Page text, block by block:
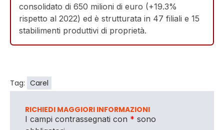
consolidato di 650 milioni di euro (+19.3%
rispetto al 2022) ed è strutturata in 47 filiali e 15
stabilimenti produttivi di proprietà.
Tag: Carel
RICHIEDI MAGGIORI INFORMAZIONI
I campi contrassegnati con * sono